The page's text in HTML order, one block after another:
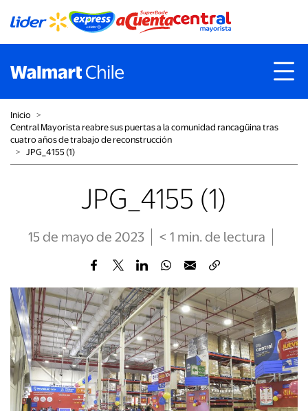
Inicio ˃
Central Mayorista reabre sus puertas a la comunidad rancagüina tras
cuatro años de trabajo de reconstrucción
˃ JPG_4155 (1)
JPG_4155 (1)
15 de mayo de 2023 < 1 min. de lectura